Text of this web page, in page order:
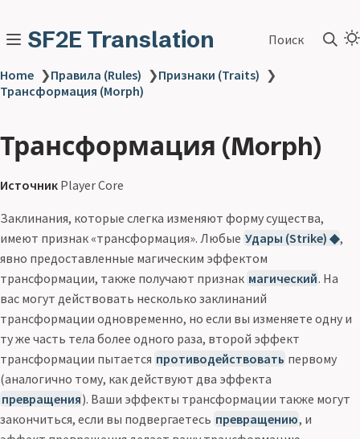
SF2E Translation Поиск
Home ❯Правила (Rules) ❯Признаки (Traits) ❯
Трансформация (Morph)
Трансформация (Morph)
Источник Player Core
Заклинания, которые слегка изменяют форму существа,
имеют признак «трансформация». Любые Удары (Strike) ◆,
явно предоставленные магическим эффектом
трансформации, также получают признак магический. На
вас могут действовать несколько заклинаний
трансформации одновременно, но если вы изменяете одну и
ту же часть тела более одного раза, второй эффект
трансформации пытается противодействовать первому
(аналогично тому, как действуют два эффекта
превращения). Ваши эффекты трансформации также могут
закончиться, если вы подвергаетесь превращению, и